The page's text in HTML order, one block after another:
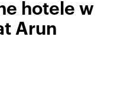
hotele w
Arun